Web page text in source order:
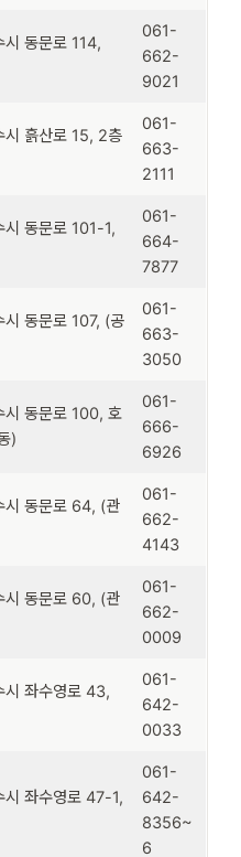
시 동문로 114,
061-
662-
9021
시 흙산로 15, 2층
061-
663-
2111
시 동문로 101-1,
061-
664-
7877
시 동문로 107, (공
061-
663-
3050
시 동문로 100, 호
)
061-
666-
6926
시 동문로 64, (관
061-
662-
4143
시 동문로 60, (관
061-
662-
0009
시 좌수영로 43,
061-
642-
0033
시 좌수영로 47-1,
061-
642-
8356~
6